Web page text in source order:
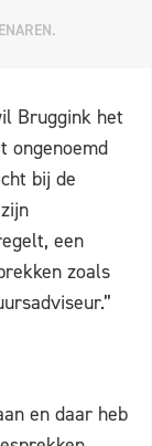
Bruggink het
ongenoemd
bij de
een
zoals
en daar heb